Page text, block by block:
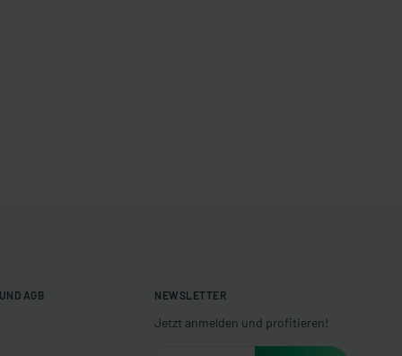
AGB NEWSLETTER
Jetzt anmelden und profitieren!